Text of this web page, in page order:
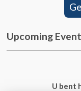
Upcoming
U bent